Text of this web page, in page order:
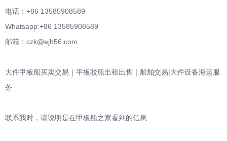
电话：+86 13585908589
Whatsapp:+86 13585908589
邮箱：czk@ejh56.com
大件甲板船买卖交易｜平板驳船出租出售｜船舶交易|大件设备海运服
务
联系我时，请说明是在甲板船之家看到的信息